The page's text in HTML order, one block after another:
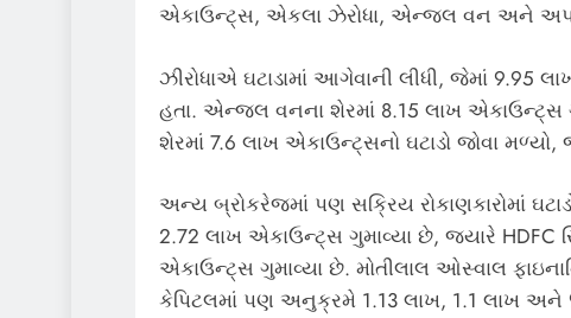
એકાઉન્ટ્સ, એકલા ઝેરોધા, એન્જલ વન અને
ઝીરોધાએ ઘટાડામાં આગેવાની લીધી, જેમાં 9.95
હતા. એન્જલ વનના શેરમાં 8.15 લાખ એકાઉન્ટ્સ
શેરમાં 7.6 લાખ એકાઉન્ટ્સનો ઘટાડો જોવા મળ્યો,
અન્ય બ્રોકરેજમાં પણ સક્રિય રોકાણકારોમાં
2.72 લાખ એકાઉન્ટ્સ ગુમાવ્યા છે, જ્યારે
એકાઉન્ટ્સ ગુમાવ્યા છે. મોતીલાલ ઓસ્વાલ
કેપિટલમાં પણ અનુક્રમે 1.13 લાખ, 1.1 લાખ અને